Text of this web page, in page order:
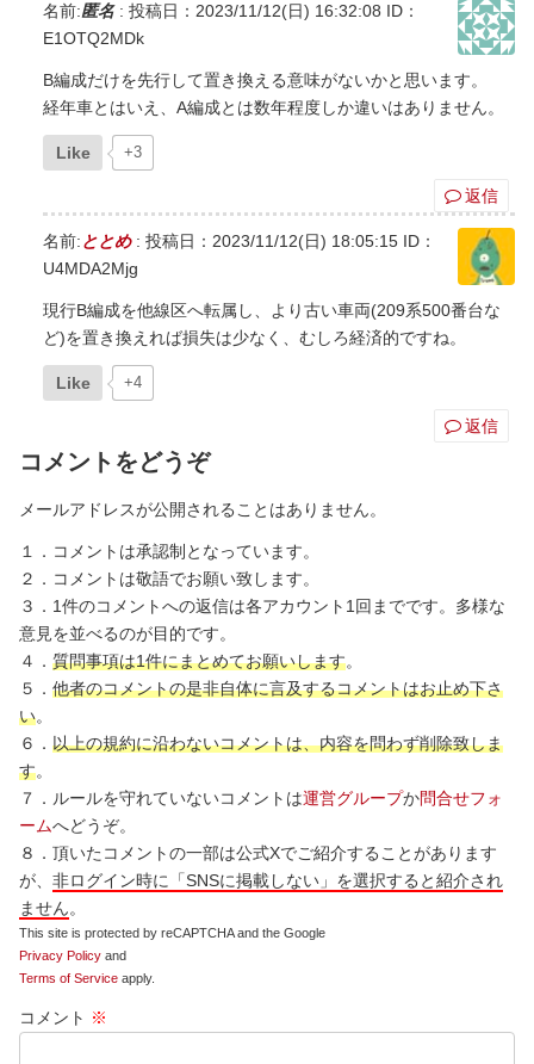
名前:匿名: 投稿日：2023/11/12(日) 16:32:08 ID：
E1OTQ2MDk
B編成だけを先行して置き換える意味がないかと思います。
経年車とはいえ、A編成とは数年程度しか違いはありません。
Like +3
返信
名前:ととめ: 投稿日：2023/11/12(日) 18:05:15 ID：
U4MDA2Mjg
現行B編成を他線区へ転属し、より古い車両(209系500番台な
ど)を置き換えれば損失は少なく、むしろ経済的ですね。
Like +4
返信
コメントをどうぞ
メールアドレスが公開されることはありません。
１．コメントは承認制となっています。
２．コメントは敬語でお願い致します。
３．1件のコメントへの返信は各アカウント1回までです。多様な
意見を並べるのが目的です。
４． 質問事項は1件にまとめてお願いします。
５． 他者のコメントの是非自体に言及するコメントはお止め下さ
い。
６． 以上の規約に沿わないコメントは、内容を問わず削除致しま
す。
７．ルールを守れていないコメントは運営グループか問合せフォ
ームへどうぞ。
８．頂いたコメントの一部は公式Xでご紹介することがあります
が、 非ログイン時に「SNSに掲載しない」を選択すると紹介され
ません。
This site is protected by reCAPTCHA and the Google
Privacy Policy and
Terms of Service apply.
コメント ※